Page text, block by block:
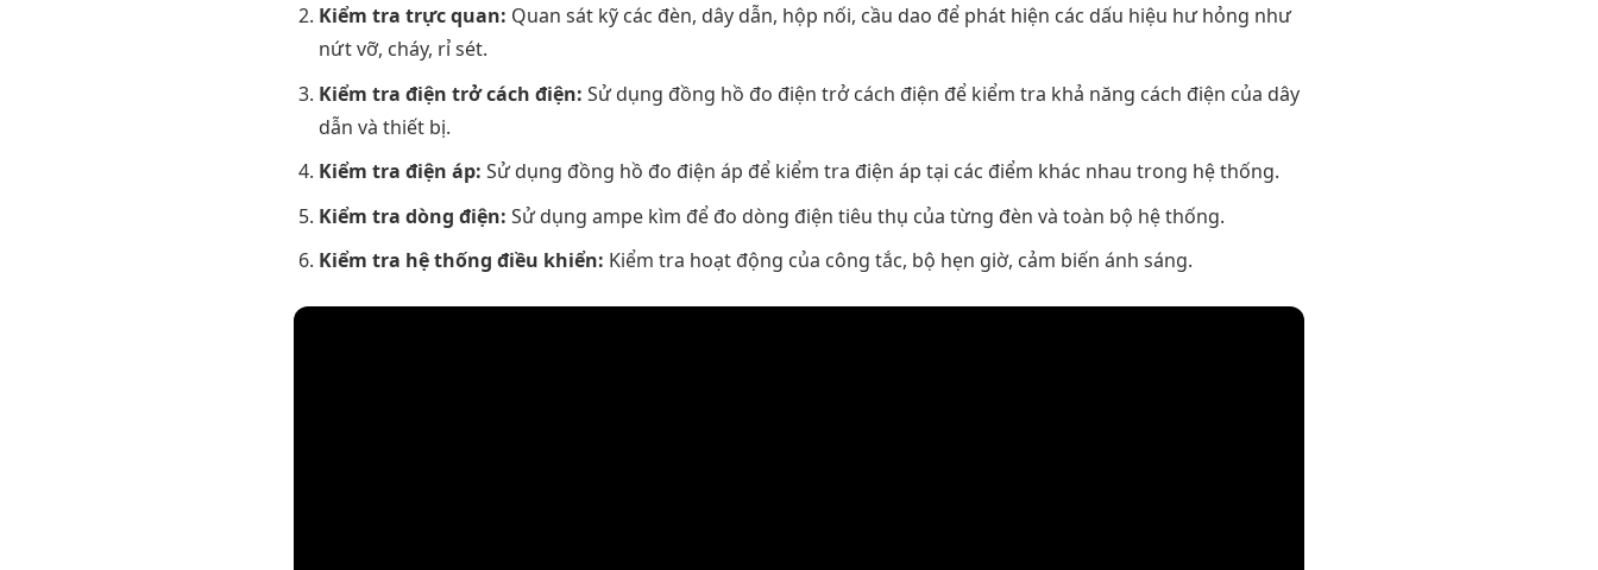
Kiểm tra trực quan: Quan sát kỹ các đèn, dây dẫn, hộp nối, cầu dao để phát hiện các dấu hiệu hư hỏng như
nứt vỡ, cháy, rỉ sét.
Kiểm tra điện trở cách điện: Sử dụng đồng hồ đo điện trở cách điện để kiểm tra khả năng cách điện của dây
dẫn và thiết bị.
Kiểm tra điện áp: Sử dụng đồng hồ đo điện áp để kiểm tra điện áp tại các điểm khác nhau trong hệ thống.
Kiểm tra dòng điện: Sử dụng ampe kìm để đo dòng điện tiêu thụ của từng đèn và toàn bộ hệ thống.
Kiểm tra hệ thống điều khiển: Kiểm tra hoạt động của công tắc, bộ hẹn giờ, cảm biến ánh sáng.